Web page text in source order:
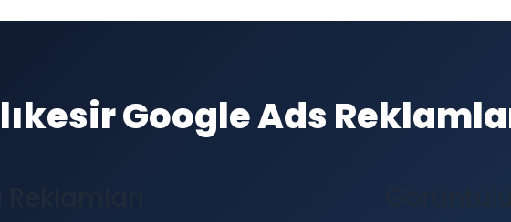
Google Ads